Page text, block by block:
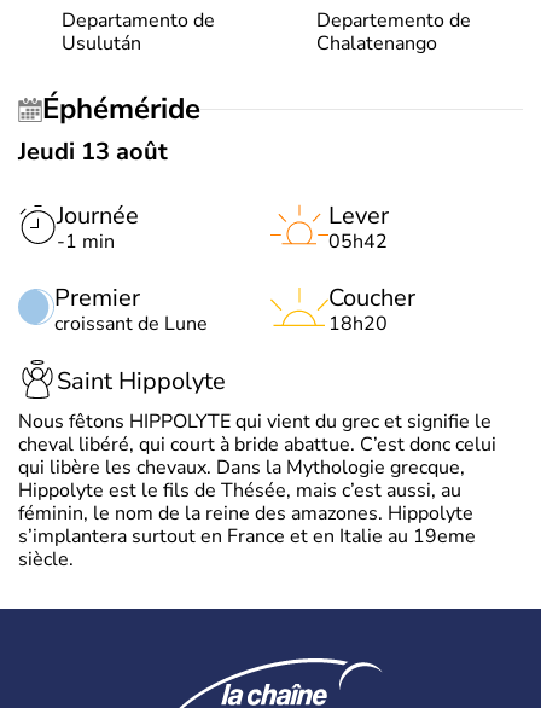
Departamento de
Usulután
Departemento de
Chalatenango
Éphéméride
Jeudi 13 août
Journée
-1 min
Premier
croissant de Lune
Lever
05h42
Coucher
18h20
Saint Hippolyte
Nous fêtons HIPPOLYTE qui vient du grec et signifie le
cheval libéré, qui court à bride abattue. C’est donc celui
qui libère les chevaux. Dans la Mythologie grecque,
Hippolyte est le fils de Thésée, mais c’est aussi, au
féminin, le nom de la reine des amazones. Hippolyte
s’implantera surtout en France et en Italie au 19eme
siècle.